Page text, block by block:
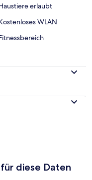
erlaubt
WLAN
diese Daten